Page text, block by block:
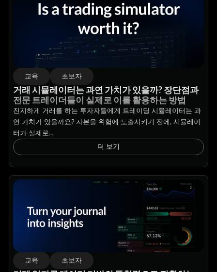
교육 초보자
거래 시뮬레이터는 과연 가치가 있을까? 장단점과
전문 트레이더들이 실제로 이를 활용하는 방법
진지하게 거래를 하는 투자자들에게 트레이딩 시뮬레이터는 과
연 가치가 있을까요? 자본을 위험에 노출시키기 전에, 시뮬레이
터가 실제로...
더 보기
교육 초보자